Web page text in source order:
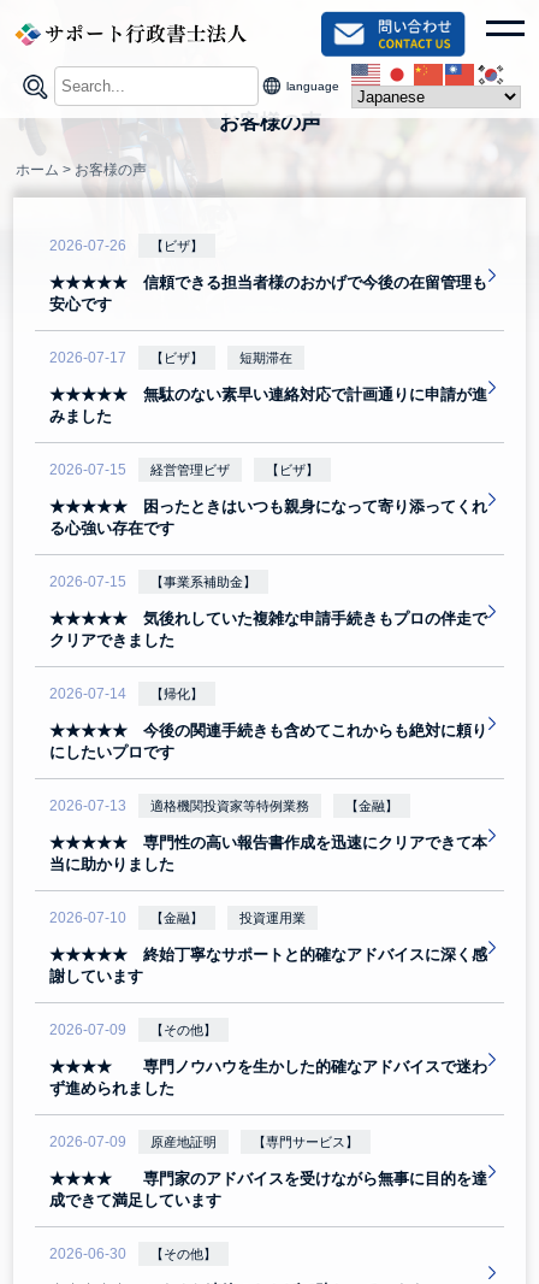
content
language
お客様の声
ホーム > お客様の声
2026-07-26 【ビザ】
★★★★★ 信頼できる担当者様のおかげで今後の在留管理も
安心です
2026-07-17 【ビザ】 短期滞在
★★★★★ 無駄のない素早い連絡対応で計画通りに申請が進
みました
2026-07-15 経営管理ビザ 【ビザ】
★★★★★ 困ったときはいつも親身になって寄り添ってくれ
る心強い存在です
2026-07-15 【事業系補助金】
★★★★★ 気後れしていた複雑な申請手続きもプロの伴走で
クリアできました
2026-07-14 【帰化】
★★★★★ 今後の関連手続きも含めてこれからも絶対に頼り
にしたいプロです
2026-07-13 適格機関投資家等特例業務 【金融】
★★★★★ 専門性の高い報告書作成を迅速にクリアできて本
当に助かりました
2026-07-10 【金融】 投資運用業
★★★★★ 終始丁寧なサポートと的確なアドバイスに深く感
謝しています
2026-07-09 【その他】
★★★★ 専門ノウハウを生かした的確なアドバイスで迷わ
ず進められました
2026-07-09 原産地証明 【専門サービス】
★★★★ 専門家のアドバイスを受けながら無事に目的を達
成できて満足しています
2026-06-30 【その他】